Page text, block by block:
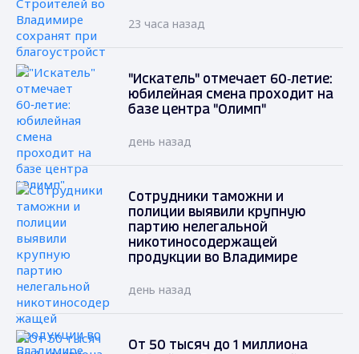
23 часа назад
"Искатель" отмечает 60‑летие:
юбилейная смена проходит на
базе центра "Олимп"
день назад
Сотрудники таможни и
полиции выявили крупную
партию нелегальной
никотиносодержащей
продукции во Владимире
день назад
От 50 тысяч до 1 миллиона